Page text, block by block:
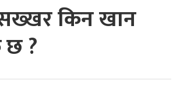
किन खान
?